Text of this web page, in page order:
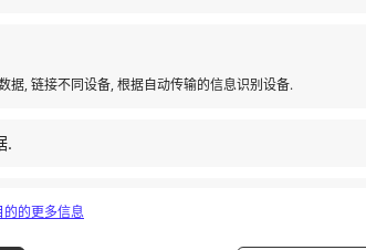
据, 链接不同设备, 根据自动传输的信息识别设备.
.
，并修复错误, 提供和展示广告和内容, 保存
的的更多信息
营）